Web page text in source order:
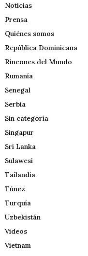
Noticias
Prensa
Quiénes somos
República Dominicana
Rincones del Mundo
Rumanía
Senegal
Serbia
Sin categoría
Singapur
Sri Lanka
Sulawesi
Tailandia
Túnez
Turquía
Uzbekistán
Videos
Vietnam